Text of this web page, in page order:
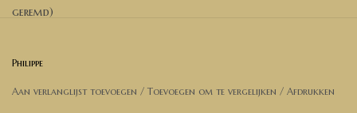
geremd)
✅ Kies de opties
✅ Voeg toe aan de winkelwagen
Philippe
Aan verlanglijst toevoegen / Toevoegen om te vergelijken / Afdrukken